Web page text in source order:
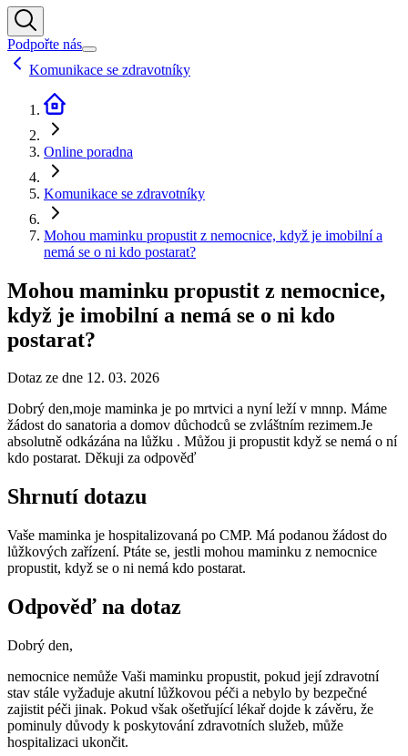
Podpořte nás
Komunikace se zdravotníky
Online poradna
Komunikace se zdravotníky
Mohou maminku propustit z nemocnice, když je imobilní a
nemá se o ni kdo postarat?
Mohou maminku propustit z nemocnice,
když je imobilní a nemá se o ni kdo
postarat?
Dotaz ze dne 12. 03. 2026
Dobrý den,moje maminka je po mrtvici a nyní leží v mnnp. Máme
žádost do sanatoria a domov důchodců se zvláštním rezimem.Je
absolutně odkázána na lůžku . Můžou ji propustit když se nemá o ní
kdo postarat. Děkuji za odpověď
Shrnutí dotazu
Vaše maminka je hospitalizovaná po CMP. Má podanou žádost do
lůžkových zařízení. Ptáte se, jestli mohou maminku z nemocnice
propustit, když se o ni nemá kdo postarat.
Odpověď na dotaz
Dobrý den,
nemocnice nemůže Vaši maminku propustit, pokud její zdravotní
stav stále vyžaduje akutní lůžkovou péči a nebylo by bezpečné
zajistit péči jinak. Pokud však ošetřující lékař dojde k závěru, že
pominuly důvody k poskytování zdravotních služeb, může
hospitalizaci ukončit.